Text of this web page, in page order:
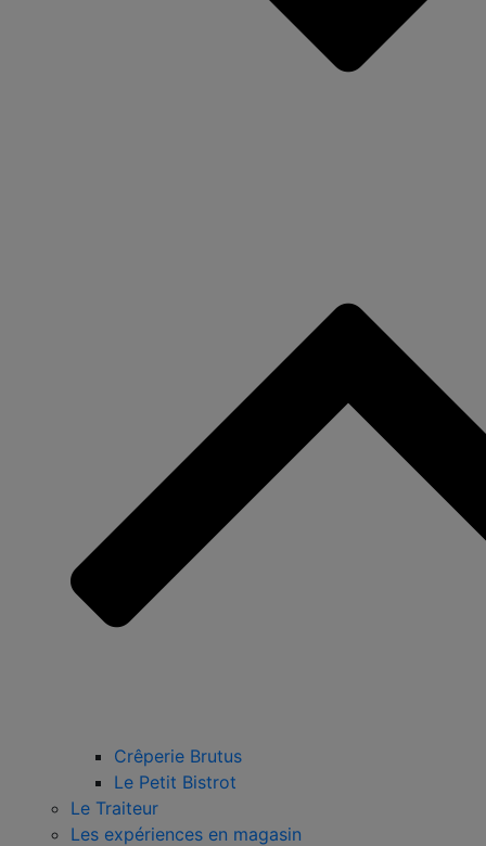
Crêperie Brutus
Le Petit Bistrot
Le Traiteur
Les expériences en magasin